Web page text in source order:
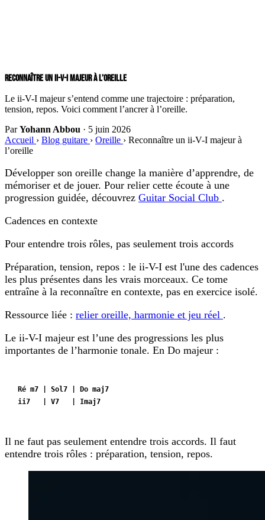
RECONNAÎTRE UN II-V-I MAJEUR À L’OREILLE
Le ii-V-I majeur s’entend comme une trajectoire : préparation,
tension, repos. Voici comment l’ancrer à l’oreille.
ParYohann Abbou · 5 juin 2026
Accueil › Blog guitare › Oreille › Reconnaître un ii-V-I majeur à
l’oreille
Développer son oreille change la manière d’apprendre, de
mémoriser et de jouer. Pour relier cette écoute à une
progression guidée, découvrez Guitar Social Club .
Cadences en contexte
Pour entendre trois rôles, pas seulement trois accords
Préparation, tension, repos : le ii-V-I est l'une des cadences
les plus présentes dans les vrais morceaux. Ce tome
entraîne à la reconnaître en contexte, pas en exercice isolé.
Ressource liée : relier oreille, harmonie et jeu réel .
Le ii-V-I majeur est l’une des progressions les plus
importantes de l’harmonie tonale. En Do majeur :
Ré m7 | Sol7 | Do maj7
ii7   | V7   | Imaj7
Il ne faut pas seulement entendre trois accords. Il faut
entendre trois rôles : préparation, tension, repos.